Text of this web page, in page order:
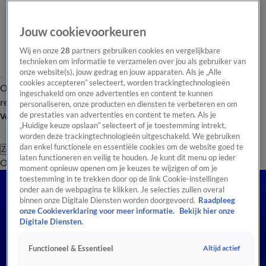
Overzicht Laatste nieuws Regionieuws Het beste van Hart
Tip de
redactie
Volg Hart van Nederland
Zoeken
OverzichtRegioUitzendingenWeerTip de redactiePanelVideo's
Jouw cookievoorkeuren
Wij en onze28 partners gebruiken cookies en vergelijkbare
technieken om informatie te verzamelen over jou als gebruiker van
onze website(s), jouw gedrag en jouw apparaten. Als je „Alle
cookies accepteren” selecteert, worden trackingtechnologieën
ingeschakeld om onze advertenties en content te kunnen
personaliseren, onze producten en diensten te verbeteren en om
de prestaties van advertenties en content te meten. Als je
„Huidige keuze opslaan” selecteert of je toestemming intrekt,
worden deze trackingtechnologieën uitgeschakeld. We gebruiken
dan enkel functionele en essentiële cookies om de website goed te
laten functioneren en veilig te houden. Je kunt dit menu op ieder
moment opnieuw openen om je keuzes te wijzigen of om je
toestemming in te trekken door op de link Cookie-instellingen
onder aan de webpagina te klikken. Je selecties zullen overal
binnen onze Digitale Diensten worden doorgevoerd. Raadpleeg
onze Cookieverklaring voor meer informatie.
Bekijk hier onze
Digitale Diensten.
Functioneel & Essentieel Altijd actief